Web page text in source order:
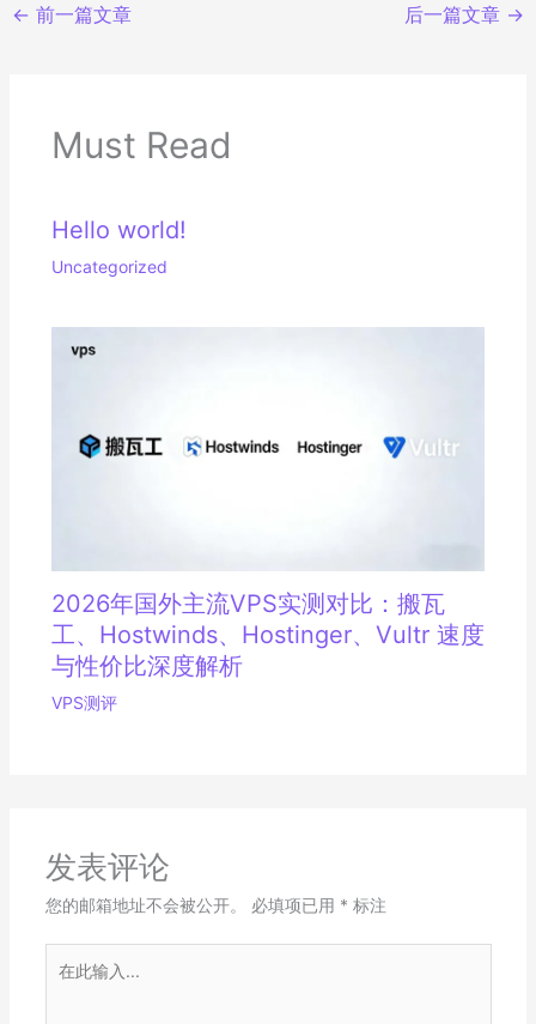
← 前一篇文章 后一篇文章 →
Must Read
Hello world!
Uncategorized
2026年国外主流VPS实测对比：搬瓦
工、Hostwinds、Hostinger、Vultr 速度
与性价比深度解析
VPS测评
发表评论
您的邮箱地址不会被公开。 必填项已用 * 标注
此